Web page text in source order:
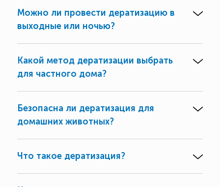
Можно ли провести дератизацию в
выходные или ночью?
Какой метод дератизации выбрать
для частного дома?
Безопасна ли дератизация для
домашних животных?
Что такое дератизация?